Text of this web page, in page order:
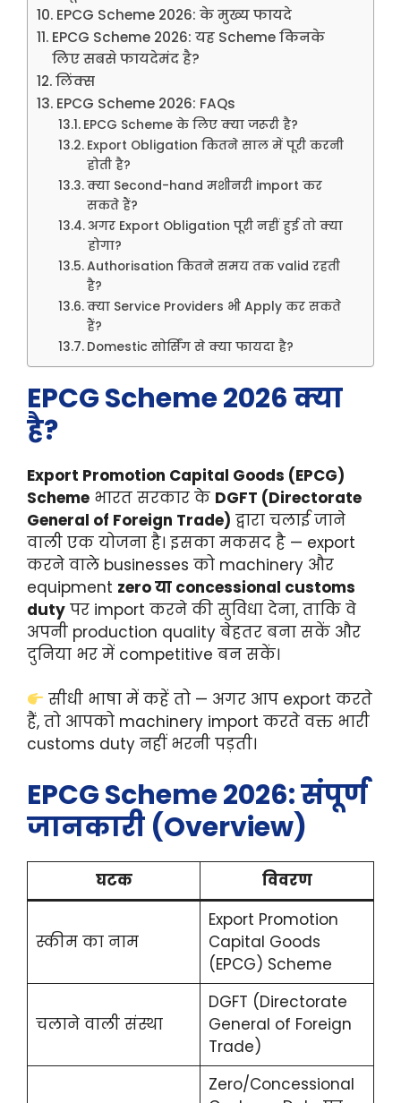
EPCG Scheme 2026: के मुख्य फायदे
EPCG Scheme 2026: यह Scheme किनके
लिए सबसे फायदेमंद है?
लिंक्स
EPCG Scheme 2026: FAQs
EPCG Scheme के लिए क्या जरूरी है?
Export Obligation कितने साल में पूरी करनी
होती है?
क्या Second-hand मशीनरी import कर
सकते हैं?
अगर Export Obligation पूरी नहीं हुई तो क्या
होगा?
Authorisation कितने समय तक valid रहती
है?
क्या Service Providers भी Apply कर सकते
हैं?
Domestic सोर्सिंग से क्या फायदा है?
EPCG Scheme 2026 क्या
है?
Export Promotion Capital Goods (EPCG)
Scheme भारत सरकार के DGFT (Directorate
General of Foreign Trade) द्वारा चलाई जाने
वाली एक योजना है। इसका मकसद है — export
करने वाले businesses को machinery और
equipment zero या concessional customs
duty पर import करने की सुविधा देना, ताकि वे
अपनी production quality बेहतर बना सकें और
दुनिया भर में competitive बन सकें।
सीधी भाषा में कहें तो — अगर आप export करते
हैं, तो आपको machinery import करते वक्त भारी
customs duty नहीं भरनी पड़ती।
EPCG Scheme 2026: संपूर्ण
जानकारी (Overview)
घटक विवरण
स्कीम का नाम
Export Promotion
Capital Goods
(EPCG) Scheme
चलाने वाली संस्था
DGFT (Directorate
General of Foreign
Trade)
Zero/Concessional